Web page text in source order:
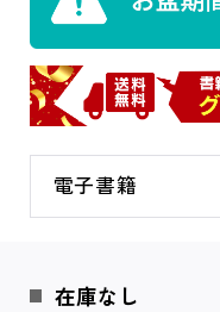
電子書籍
在庫なし